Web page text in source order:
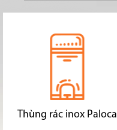
Thùng rác inox Paloca